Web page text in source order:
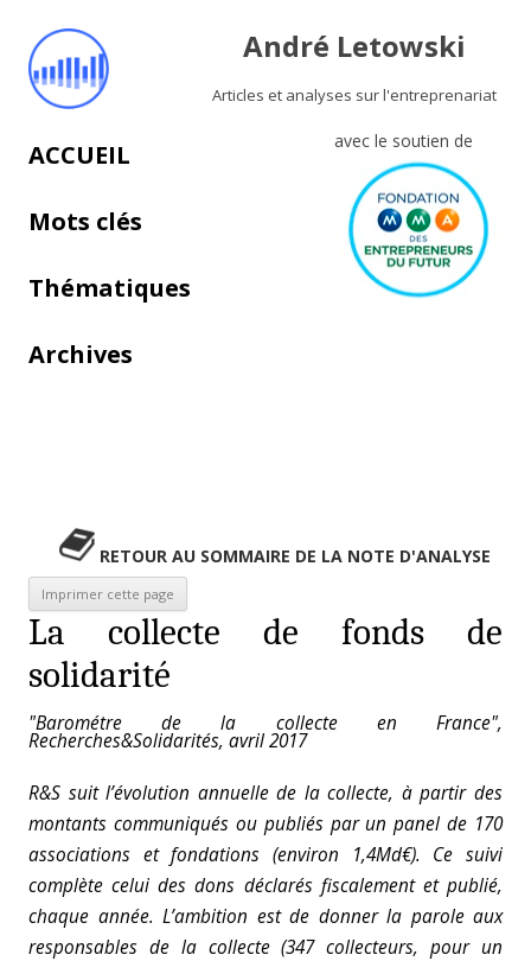
André Letowski
Articles et analyses sur l'entreprenariat
avec le soutien de
Aller au contenu principal
ACCUEIL
Mots clés
Thématiques
Archives
RETOUR AU SOMMAIRE DE LA NOTE D'ANALYSE
La collecte de fonds de
solidarité
"Barométre de la collecte en France",
Recherches&Solidarités, avril 2017
R&S suit l’évolution annuelle de la collecte, à partir des
montants communiqués ou publiés par un panel de 170
associations et fondations (environ 1,4Md€). Ce suivi
complète celui des dons déclarés fiscalement et publié,
chaque année. L’ambition est de donner la parole aux
responsables de la collecte (347 collecteurs, pour un